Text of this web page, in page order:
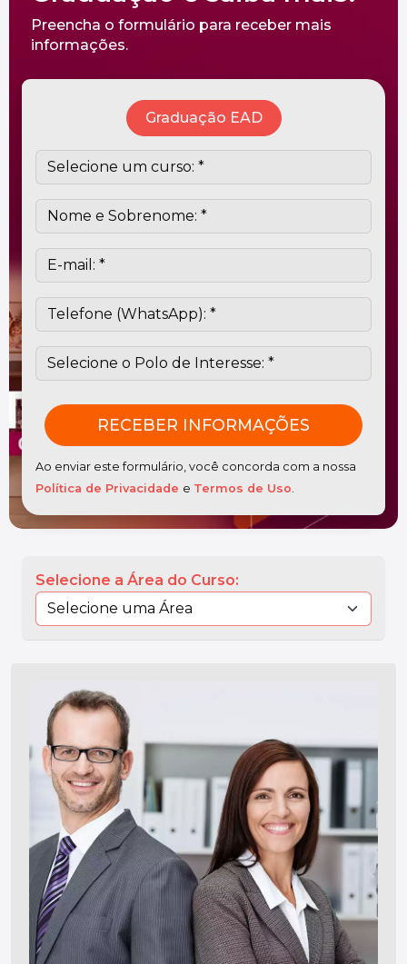
Preencha o formulário para receber mais
informações.
Graduação EAD
Ao enviar este formulário, você concorda com a nossa
Política de Privacidade e Termos de Uso.
Selecione a Área do Curso: